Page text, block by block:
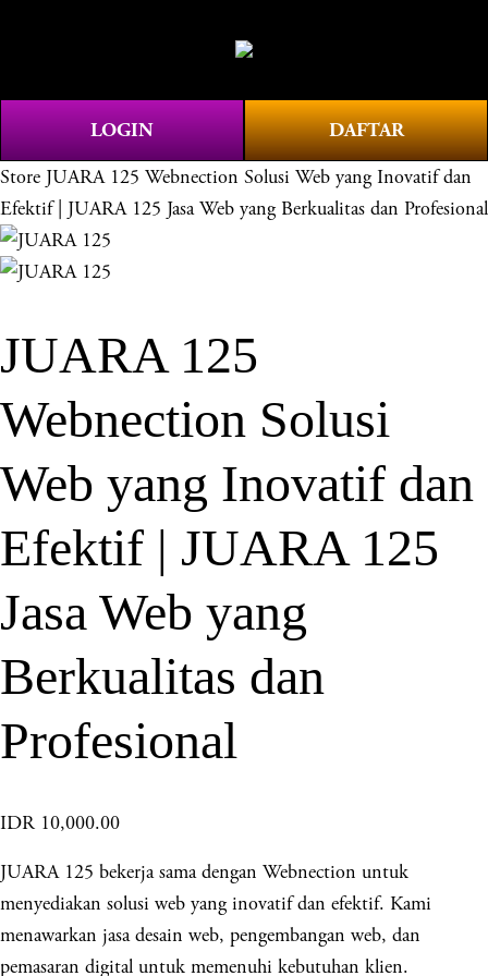
e
n
u
LOGIN DAFTAR
Store JUARA 125 Webnection Solusi Web yang Inovatif dan
Efektif | JUARA 125 Jasa Web yang Berkualitas dan Profesional
JUARA 125
Webnection Solusi
Web yang Inovatif dan
Efektif | JUARA 125
Jasa Web yang
Berkualitas dan
Profesional
IDR 10,000.00
JUARA 125 bekerja sama dengan Webnection untuk
menyediakan solusi web yang inovatif dan efektif. Kami
menawarkan jasa desain web, pengembangan web, dan
pemasaran digital untuk memenuhi kebutuhan klien.